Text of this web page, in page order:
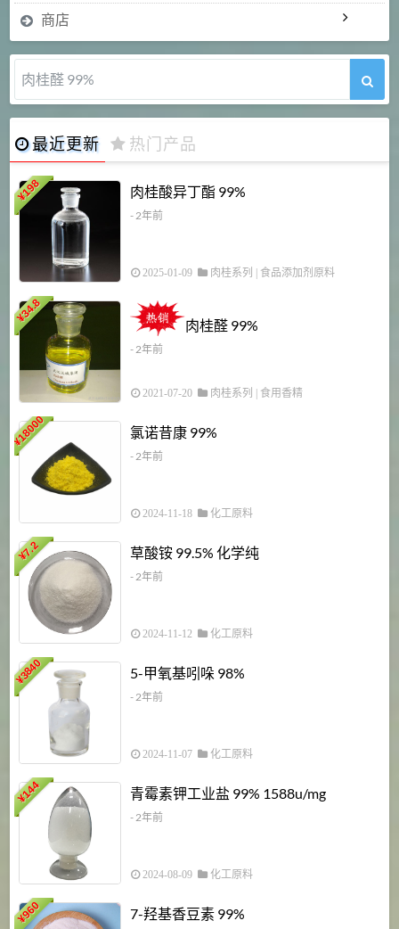
商店
肉桂醛 99%
最近更新 热门产品
¥
198 肉桂酸异丁酯 99%
- 2年前
2025-01-09 肉桂系列 食品添加剂原料
¥
34.8
肉桂醛 99%
- 2年前
2021-07-20 肉桂系列 食用香精
¥
18000 氯诺昔康 99%
- 2年前
2024-11-18 化工原料
¥
7.2 草酸铵 99.5% 化学纯
- 2年前
2024-11-12 化工原料
¥
3840 5-甲氧基吲哚 98%
- 2年前
2024-11-07 化工原料
¥
144 青霉素钾工业盐 99% 1588u/mg
- 2年前
2024-08-09 化工原料
¥
960 7-羟基香豆素 99%